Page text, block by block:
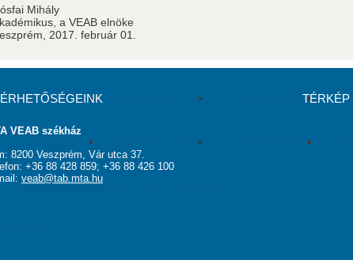
Év Kutatója 2016 Év Kutatója 2018 Év
Az MTA VEAB Év Kutatója 2026. évi díjazottjai
Mihály
a VEAB elnöke
2017. február 01.
VEAB székház
8200 Veszprém, Vár utca 37.
+36 88 428 859; +36 88 426 100
veab@tab.mta.hu
TÉRKÉP